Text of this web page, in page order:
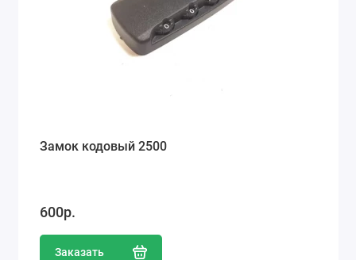
Замок кодовый 2500
600р.
Заказать